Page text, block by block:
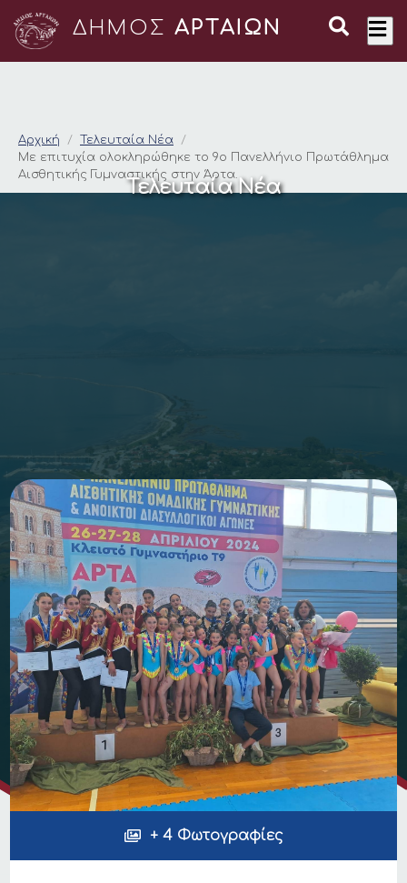
ΔΗΜΟΣ ΑΡΤΑΙΩΝ
Με επιτυχία
Αρχική
Τελευταία Νέα
Με επιτυχία ολοκληρώθηκε το 9ο Πανελλήνιο Πρωτάθλημα
Αισθητικής Γυμναστικής στην Άρτα.
Τελευταία Νέα
+ 4 Φωτογραφίες